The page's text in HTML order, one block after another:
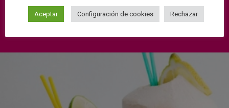
Aceptar Configuración de cookies Rechazar